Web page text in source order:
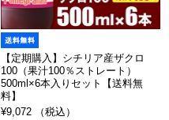
【定期購入】シチリア産ザクロ
100（果汁100％ストレート）
500ml×6本入りセット【送料無
料】
¥9,072 （税込）